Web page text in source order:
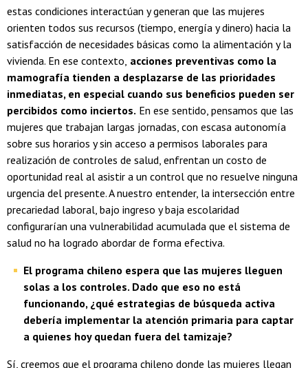
estas condiciones interactúan y generan que las mujeres
orienten todos sus recursos (tiempo, energía y dinero) hacia la
satisfacción de necesidades básicas como la alimentación y la
vivienda. En ese contexto, acciones preventivas como la
mamografía tienden a desplazarse de las prioridades
inmediatas, en especial cuando sus beneficios pueden ser
percibidos como inciertos. En ese sentido, pensamos que las
mujeres que trabajan largas jornadas, con escasa autonomía
sobre sus horarios y sin acceso a permisos laborales para
realización de controles de salud, enfrentan un costo de
oportunidad real al asistir a un control que no resuelve ninguna
urgencia del presente. A nuestro entender, la intersección entre
precariedad laboral, bajo ingreso y baja escolaridad
configurarían una vulnerabilidad acumulada que el sistema de
salud no ha logrado abordar de forma efectiva.
El programa chileno espera que las mujeres lleguen
solas a los controles. Dado que eso no está
funcionando, ¿qué estrategias de búsqueda activa
debería implementar la atención primaria para captar
a quienes hoy quedan fuera del tamizaje?
Sí, creemos que el programa chileno donde las mujeres llegan